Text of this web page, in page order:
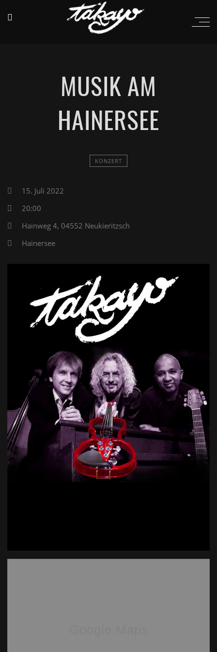
MUSIK AM
HAINERSEE
KONZERT
15. Juli 2022
20:00
Hainweg 4, 04552 Neukieritzsch
Hainersee